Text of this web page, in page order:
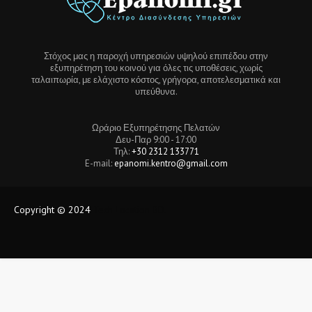
Στόχος μας η παροχή υπηρεσιών υψηλού επιπέδου στην
εξυπηρέτηση του κοινού για όλες τις υποθέσεις, χωρίς
ταλαιπωρία, με ελάχιστο κόστος, γρήγορα, αποτελεσματικά και
υπεύθυνα.
Ωράριο Εξυπηρέτησης Πελατών
Δευ-Παρ 9:00 - 17:00
Τηλ:+30 2312 133771
E-mail: epanomi.kentro@gmail.com
Copyright © 2024